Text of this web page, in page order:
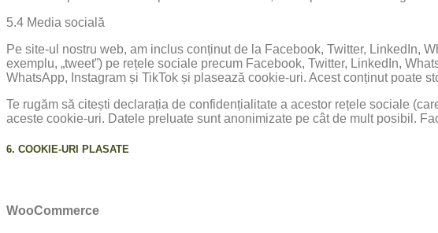
5.4 Media socială
Pe site-ul nostru web, am inclus conținut de la Facebook, Twitter, LinkedIn,
exemplu, „tweet”) pe rețele sociale precum Facebook, Twitter, LinkedIn,
WhatsApp, Instagram și TikTok și plasează cookie-uri. Acest conținut poate
Te rugăm să citești declarația de confidențialitate a acestor rețele sociale
aceste cookie-uri. Datele preluate sunt anonimizate pe cât de mult posibil.
6. COOKIE-URI PLASATE
WooCommerce